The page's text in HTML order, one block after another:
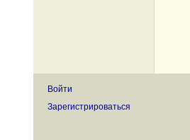
Войти
Зарегистрироваться